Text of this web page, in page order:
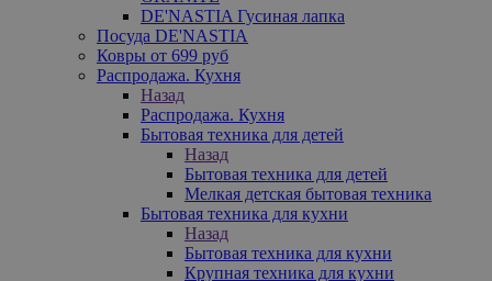
DE'NASTIA Гусиная лапка
Посуда DE'NASTIA
Ковры от 699 руб
Распродажа. Кухня
Назад
Распродажа. Кухня
Бытовая техника для детей
Назад
Бытовая техника для детей
Мелкая детская бытовая техника
Бытовая техника для кухни
Назад
Бытовая техника для кухни
Крупная техника для кухни